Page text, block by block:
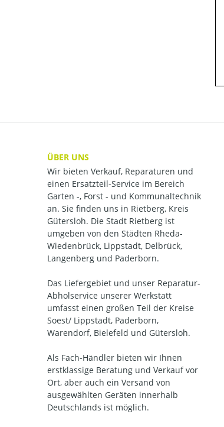
ÜBER UNS
Wir bieten Verkauf, Reparaturen und
einen Ersatzteil-Service im Bereich
Garten -, Forst - und Kommunaltechnik
an. Sie finden uns in Rietberg, Kreis
Gütersloh. Die Stadt Rietberg ist
umgeben von den Städten Rheda-
Wiedenbrück, Lippstadt, Delbrück,
Langenberg und Paderborn.
Das Liefergebiet und unser Reparatur-
Abholservice unserer Werkstatt
umfasst einen großen Teil der Kreise
Soest/ Lippstadt, Paderborn,
Warendorf, Bielefeld und Gütersloh.
Als Fach-Händler bieten wir Ihnen
erstklassige Beratung und Verkauf vor
Ort, aber auch ein Versand von
ausgewählten Geräten innerhalb
Deutschlands ist möglich.